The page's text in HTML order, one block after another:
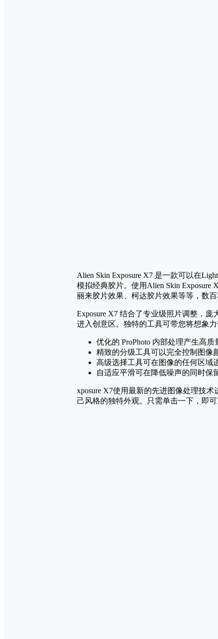
Alien Skin Exposure X7 是一款可以在
模拟经典胶片。使用Alien Skin
丽来胶片效果、柯达胶片效果等等，数
Exposure X7 结合了专业级照片调整，
进入创意区。独特的工具可带您将想象
优化的 ProPhoto 内部处理产生高
精致的分级工具可以完全控制图像
高级选择工具可在图像的任何区域
自适应平滑可在降低噪声的同时保
xposure X7使用最新的先进图像处理技
己风格的独特外观。只需单击一下，即